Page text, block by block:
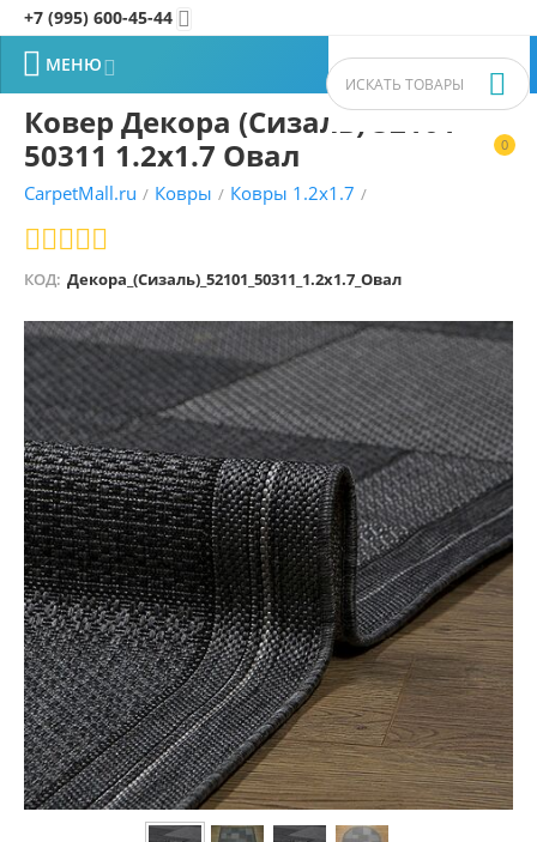
+7 (995) 600-45-44 
0


 МЕНЮ
Ковер Декора (Сизаль) 52101
50311 1.2x1.7 Овал
CarpetMall.ru / Ковры / Ковры 1.2x1.7 /
КОД: Декора_(Сизаль)_52101_50311_1.2x1.7_Овал